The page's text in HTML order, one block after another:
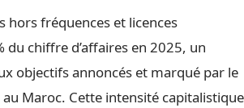
hors fréquences et licences
du chiffre d’affaires en 2025, un
objectifs annoncés et marqué par le
Maroc. Cette intensité capitalistique